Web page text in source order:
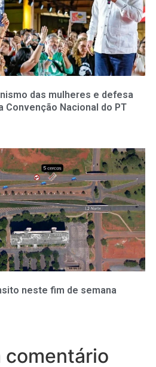
das mulheres e defesa
Convenção Nacional do PT
neste fim de semana
comentário